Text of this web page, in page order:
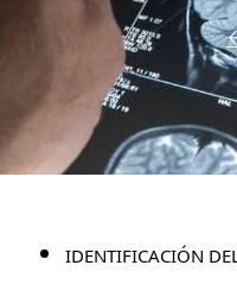
IDENTIFICACIÓN